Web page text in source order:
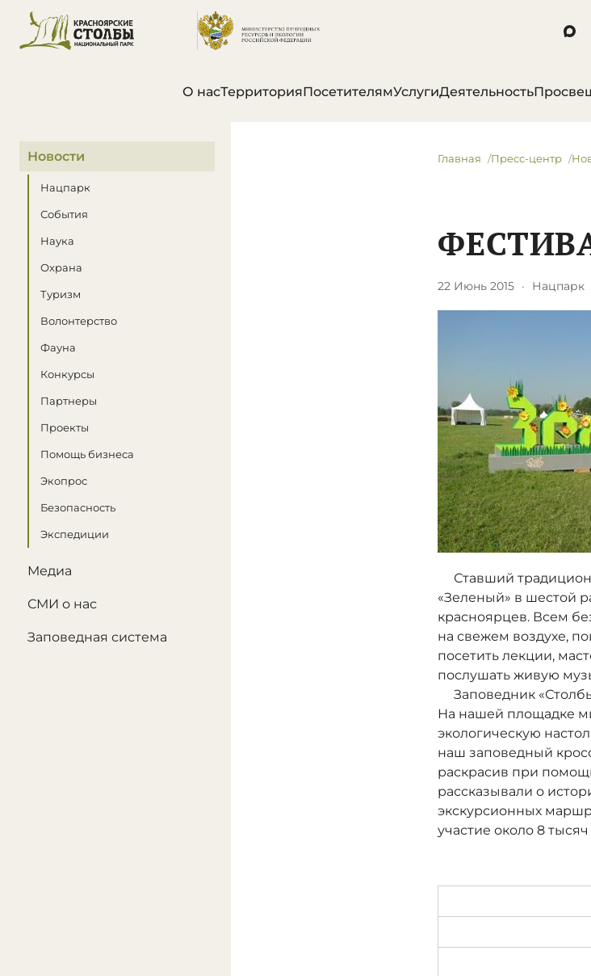
О насТерриторияПосетителямУслугиДеятельность
В этом разделе
Новости
Нацпарк
События
Наука
Охрана
Туризм
Волонтерство
Фауна
Конкурсы
Партнеры
Проекты
Помощь бизнеса
Экопрос
Безопасность
Экспедиции
Медиа
СМИ о нас
Заповедная система
Главная Пресс-центр
22 Июнь 2015 · Нацпарк
Ставший
«Зеленый» в шестой
красноярцев. Всем
на свежем воздухе,
посетить лекции,
послушать живую
Заповедник
На нашей площадке
экологическую
наш заповедный
раскрасив при
рассказывали о
экскурсионных
участие около 8